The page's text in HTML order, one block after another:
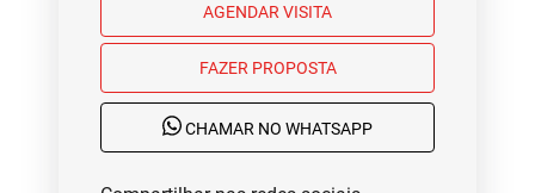
AGENDAR VISITA
FAZER PROPOSTA
CHAMAR NO WHATSAPP